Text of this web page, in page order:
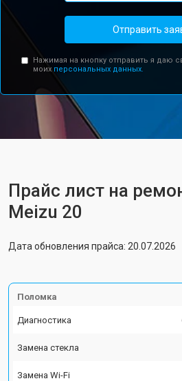
Отправить
Нажимая на кнопку отправить я даю
моих персональных данных.
Прайс лист на
Meizu 20
Дата обновления прайса: 20.07.2026
Поломка
Диагностика
Замена стекла
Замена Wi-Fi